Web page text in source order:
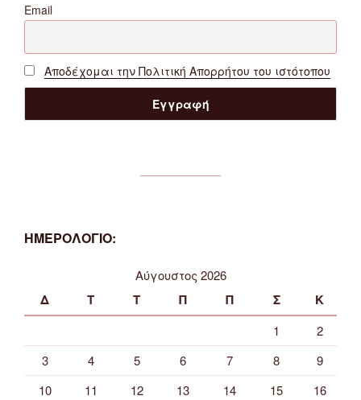
Email
Αποδέχομαι την Πολιτική Απορρήτου του ιστότοπου
ΗΜΕΡΟΛΟΓΙΟ:
Αύγουστος 2026
Δ Τ Τ Π Π Σ Κ
1
2
3
4 5 6 7 8
9
10
11 12 13 14 15
16